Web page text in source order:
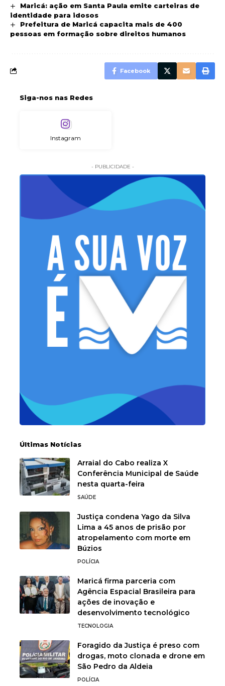
Maricá: ação em Santa Paula emite carteiras de
identidade para idosos
Prefeitura de Maricá capacita mais de 400
pessoas em formação sobre direitos humanos
Facebook
Siga-nos nas Redes
Instagram
- PUBLICIDADE -
Últimas Notícias
Arraial do Cabo realiza X
Conferência Municipal de Saúde
nesta quarta-feira
SAÚDE
Justiça condena Yago da Silva
Lima a 45 anos de prisão por
atropelamento com morte em
Búzios
POLÍCIA
Maricá firma parceria com
Agência Espacial Brasileira para
ações de inovação e
desenvolvimento tecnológico
TECNOLOGIA
Foragido da Justiça é preso com
drogas, moto clonada e drone em
São Pedro da Aldeia
POLÍCIA